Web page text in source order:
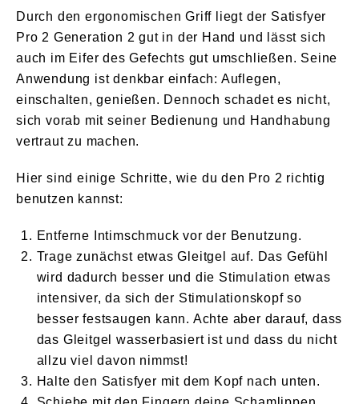
Durch den ergonomischen Griff liegt der Satisfyer
Pro 2 Generation 2 gut in der Hand und lässt sich
auch im Eifer des Gefechts gut umschließen. Seine
Anwendung ist denkbar einfach: Auflegen,
einschalten, genießen. Dennoch schadet es nicht,
sich vorab mit seiner Bedienung und Handhabung
vertraut zu machen.
Hier sind einige Schritte, wie du den Pro 2 richtig
benutzen kannst:
Entferne Intimschmuck vor der Benutzung.
Trage zunächst etwas Gleitgel auf. Das Gefühl
wird dadurch besser und die Stimulation etwas
intensiver, da sich der Stimulationskopf so
besser festsaugen kann. Achte aber darauf, dass
das Gleitgel wasserbasiert ist und dass du nicht
allzu viel davon nimmst!
Halte den Satisfyer mit dem Kopf nach unten.